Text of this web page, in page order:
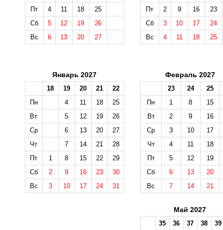
Пт
4 11 18
25
Сб
5 12 19
26
Вс
6 13 20 27
Пт
2 9 16
23
Сб
3 10 17
24
Вс
4 11 18 25
Январь 2027
18 19 20 21
22
Пн
4 11 18
25
Вт
5 12 19
26
Ср
6 13 20
27
Чт
7 14 21
28
Пт
1 8 15 22
29
Сб
2 9 16 23
30
Вс
3 10 17 24 31
Февраль 2027
23 24
25
Пн
1 8
15
Вт
2 9
16
Ср
3 10
17
Чт
4 11
18
Пт
5 12
19
Сб
6 13
20
Вс
7 14 21
Май 2027
35 36 37 38
39